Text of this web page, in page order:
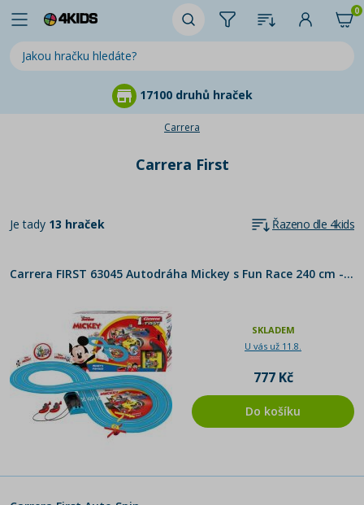
0
17100 druhů hraček
Carrera
Carrera First
Je tady 13 hraček Řazeno dle 4kids
Carrera FIRST 63045 Autodráha Mickey s Fun Race 240 cm - Poškozený obal
SKLADEM
U vás už 11.8.
777 Kč
Do košíku